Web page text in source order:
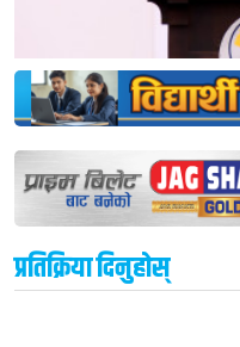
प्रतिक्रिया दिनुहोस्